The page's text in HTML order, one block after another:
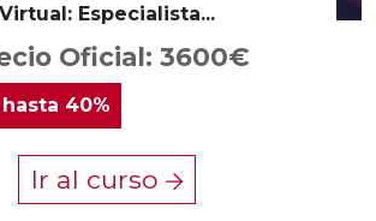
Virtual: Especialista...
Oficial: 3600€
hasta 40%
Ir al curso